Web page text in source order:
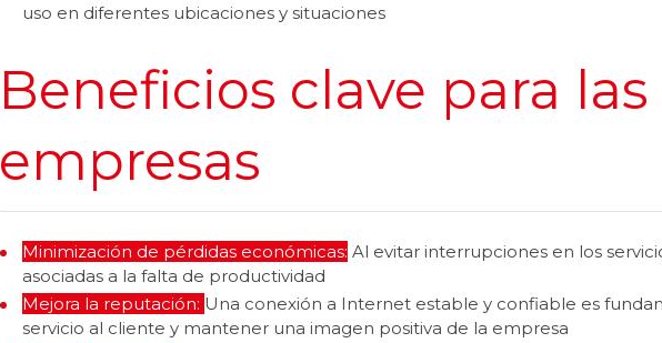
uso en diferentes ubicaciones y situaciones
Beneficios clave para las
empresas
Minimización de pérdidas económicas: Al evitar interrupciones en los
asociadas a la falta de productividad
Mejora la reputación: Una conexión a Internet estable y confiable es
servicio al cliente y mantener una imagen positiva de la empresa